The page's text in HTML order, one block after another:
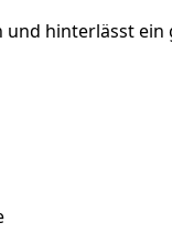
und hinterlässt